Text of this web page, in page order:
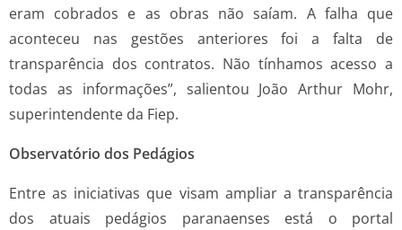
eram cobrados e as obras não saíam. A falha que
aconteceu nas gestões anteriores foi a falta de
transparência dos contratos. Não tínhamos acesso a
todas as informações”, salientou João Arthur Mohr,
superintendente da Fiep.
Observatório dos Pedágios
Entre as iniciativas que visam ampliar a transparência
dos atuais pedágios paranaenses está o portal